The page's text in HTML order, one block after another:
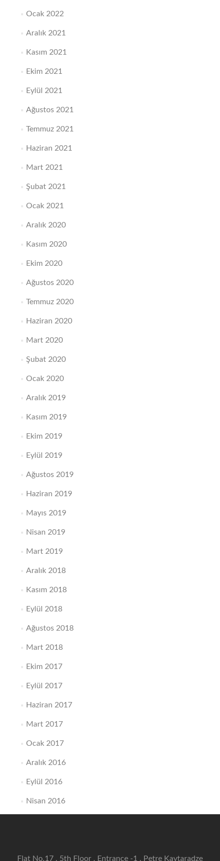
Ocak 2022
Aralık 2021
Kasım 2021
Ekim 2021
Eylül 2021
Ağustos 2021
Temmuz 2021
Haziran 2021
Mart 2021
Şubat 2021
Ocak 2021
Aralık 2020
Kasım 2020
Ekim 2020
Ağustos 2020
Temmuz 2020
Haziran 2020
Mart 2020
Şubat 2020
Ocak 2020
Aralık 2019
Kasım 2019
Ekim 2019
Eylül 2019
Ağustos 2019
Haziran 2019
Mayıs 2019
Nisan 2019
Mart 2019
Aralık 2018
Kasım 2018
Eylül 2018
Ağustos 2018
Mart 2018
Ekim 2017
Eylül 2017
Haziran 2017
Mart 2017
Ocak 2017
Aralık 2016
Eylül 2016
Nisan 2016
Flat No.17 , 5th Floor , Entrance -1 , Petre Kavtaradze